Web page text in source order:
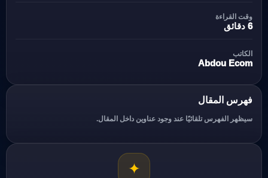
وقت القراءة
6 دقائق
الكاتب
Abdou Ecom
فهرس المقال
سيظهر الفهرس تلقائيًا عند وجود عناوين داخل المقال.
✦